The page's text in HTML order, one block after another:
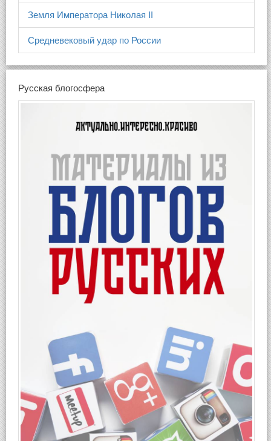
Земля Императора Николая II
Средневековый удар по России
Русская блогосфера